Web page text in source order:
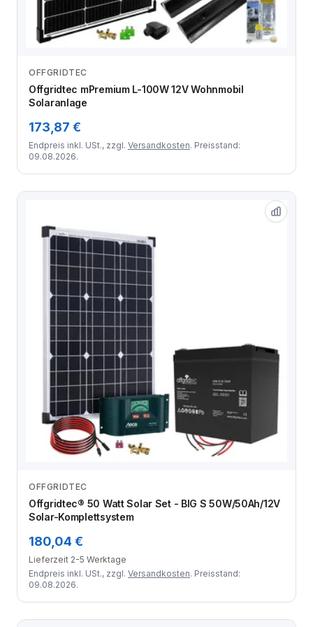
OFFGRIDTEC
Offgridtec mPremium L-100W 12V Wohnmobil
Solaranlage
173,87 €
Endpreis inkl. USt., zzgl. Versandkosten. Preisstand:
09.08.2026.
OFFGRIDTEC
Offgridtec® 50 Watt Solar Set - BIG S 50W/50Ah/12V
Solar-Komplettsystem
180,04 €
Lieferzeit 2-5 Werktage
Endpreis inkl. USt., zzgl. Versandkosten. Preisstand:
09.08.2026.